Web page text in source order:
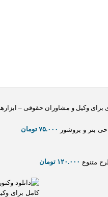
برای وکیل و مشاوران حقوقی –
بنر و بروشور ۷۵.۰۰۰ تومان
۱۲۰.۰۰۰ تومان